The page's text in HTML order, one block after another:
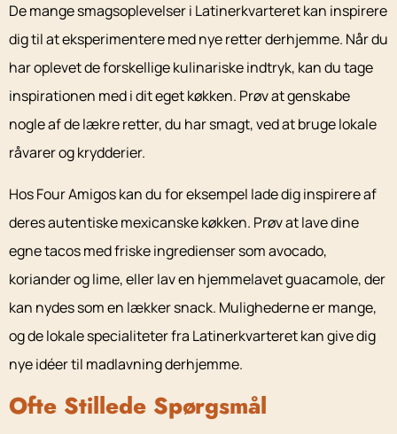
De mange smagsoplevelser i Latinerkvarteret kan inspirere
dig til at eksperimentere med nye retter derhjemme. Når du
har oplevet de forskellige kulinariske indtryk, kan du tage
inspirationen med i dit eget køkken. Prøv at genskabe
nogle af de lækre retter, du har smagt, ved at bruge lokale
råvarer og krydderier.
Hos Four Amigos kan du for eksempel lade dig inspirere af
deres autentiske mexicanske køkken. Prøv at lave dine
egne tacos med friske ingredienser som avocado,
koriander og lime, eller lav en hjemmelavet guacamole, der
kan nydes som en lækker snack. Mulighederne er mange,
og de lokale specialiteter fra Latinerkvarteret kan give dig
nye idéer til madlavning derhjemme.
Ofte Stillede Spørgsmål